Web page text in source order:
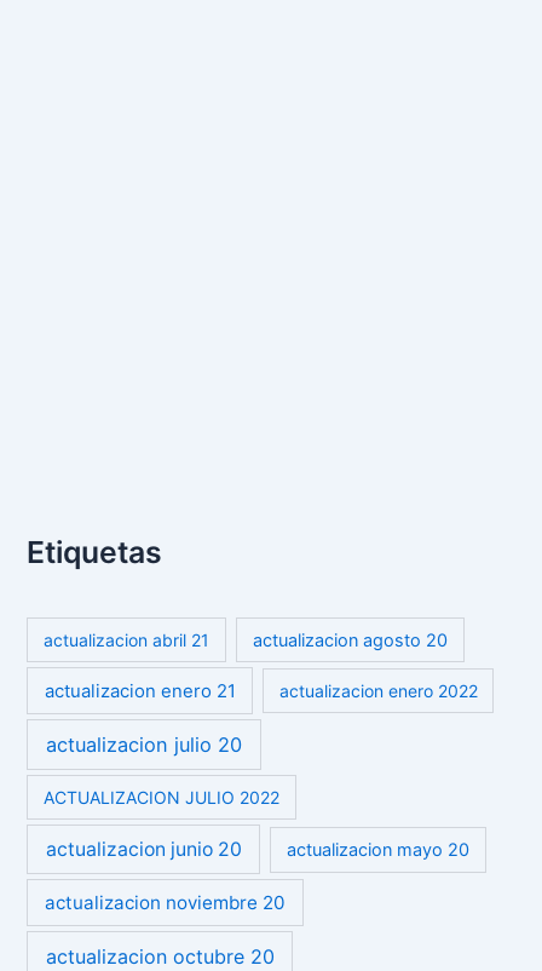
Etiquetas
actualizacion abril 21 actualizacion agosto 20
actualizacion enero 21 actualizacion enero 2022
actualizacion julio 20
ACTUALIZACION JULIO 2022
actualizacion junio 20 actualizacion mayo 20
actualizacion noviembre 20
actualizacion octubre 20